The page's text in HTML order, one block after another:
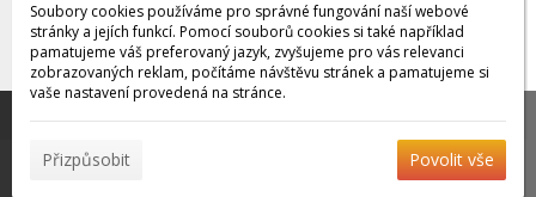
Děkujeme za důvěru
© 2026 WEXBO | |Přihlásit
pomáhají poskytovat služby. Používáním našich služeb
vyjadřujete souhlas s používáním souborů cookies.Více
✖
Soubory cookies používáme pro správné fungování naší webové
stránky a jejích funkcí. Pomocí souborů cookies si také například
pamatujeme váš preferovaný jazyk, zvyšujeme pro vás relevanci
zobrazovaných reklam, počítáme návštěvu stránek a pamatujeme si
vaše nastavení provedená na stránce.
Přizpůsobit Povolit vše